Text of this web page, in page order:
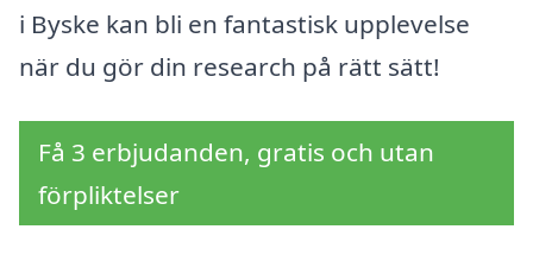
i Byske kan bli en fantastisk upplevelse
när du gör din research på rätt sätt!
Få 3 erbjudanden, gratis och utan
förpliktelser